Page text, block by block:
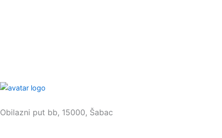
Obilazni put bb, 15000, Šabac